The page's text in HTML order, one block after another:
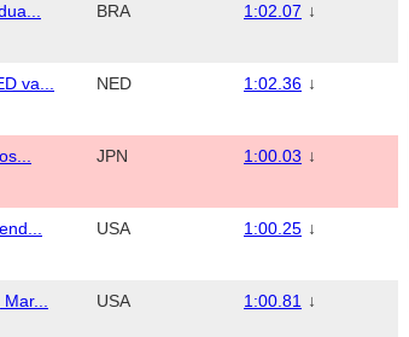
BRA 1:02.07 ↓
va...
NED 1:02.36 ↓
JPN 1:00.03 ↓
USA 1:00.25 ↓
USA 1:00.81 ↓